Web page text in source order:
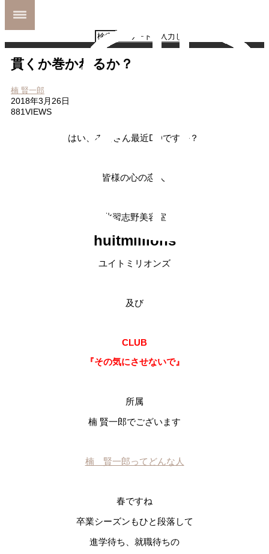
MENU
ホーム
MENU
SHOP INFO
ホーム
SHOP INFO
STYLE
MAIL
MAP
貫くか巻かれるか？
楠 賢一郎
2018年3月26日
881VIEWS
はい、みなさん最近DOですか？
皆様の心の恋人
北習志野美容室
huitmillions
ユイトミリオンズ
及び
CLUB
『その気にさせないで』
所属
楠 賢一郎でございます
楠 賢一郎ってどんな人
春ですね
卒業シーズンもひと段落して
進学待ち、就職待ちの